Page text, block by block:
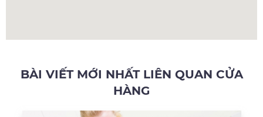
BÀI VIẾT MỚI NHẤT LIÊN QUAN CỬA
HÀNG